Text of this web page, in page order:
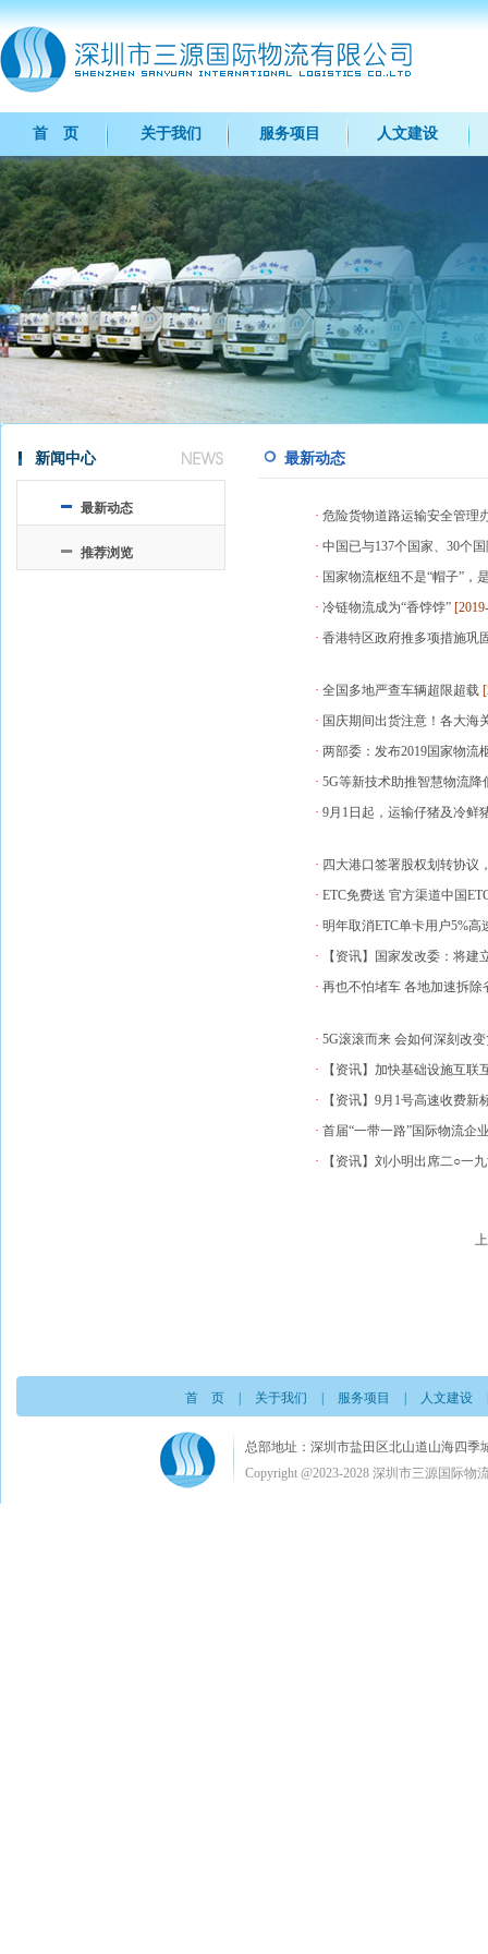
首 页 关于我们 服务项目 人文建设
新闻中心
最新动态
推荐浏览
最新动态
· 危险货物道路运输安全管理
· 中国已与137个国家、30个
· 国家物流枢纽不是“帽子”，
· 冷链物流成为“香饽饽”
· 香港特区政府推多项措施巩
· 全国多地严查车辆超限超载
· 国庆期间出货注意！各大海
· 两部委：发布2019国家物流
· 5G等新技术助推智慧物流降
· 9月1日起，运输仔猪及冷鲜
· 四大港口签署股权划转协议
· ETC免费送 官方渠道中国
· 明年取消ETC单卡用户5%
· 【资讯】国家发改委：将建
· 再也不怕堵车 各地加速拆除
· 5G滚滚而来 会如何深刻改
· 【资讯】加快基础设施互联
· 【资讯】9月1号高速收费新
· 首届“一带一路”国际物流企
· 【资讯】刘小明出席二○一
首 页 关于我们 服务项目 人文建设
总部地址：深圳市盐田区北山道山海四季
Copyright @2023-2028 深圳市三源国际物